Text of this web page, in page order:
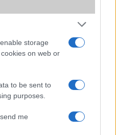
storage
on web or
to be sent to
purposes.
me
könnyíti
Police
esküszik, pedig az
a háttérben.
funkció teljesen
a mobilhasználatot –
tudnak róla